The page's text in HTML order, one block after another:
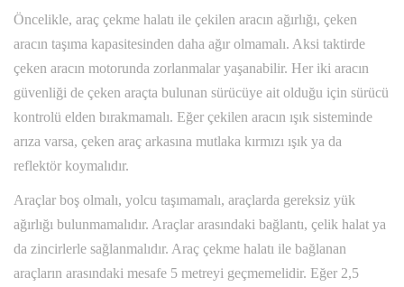
Öncelikle, araç çekme halatı ile çekilen aracın ağırlığı, çeken
aracın taşıma kapasitesinden daha ağır olmamalı. Aksi taktirde
çeken aracın motorunda zorlanmalar yaşanabilir. Her iki aracın
güvenliği de çeken araçta bulunan sürücüye ait olduğu için sürücü
kontrolü elden bırakmamalı. Eğer çekilen aracın ışık sisteminde
arıza varsa, çeken araç arkasına mutlaka kırmızı ışık ya da
reflektör koymalıdır.
Araçlar boş olmalı, yolcu taşımamalı, araçlarda gereksiz yük
ağırlığı bulunmamalıdır. Araçlar arasındaki bağlantı, çelik halat ya
da zincirlerle sağlanmalıdır. Araç çekme halatı ile bağlanan
araçların arasındaki mesafe 5 metreyi geçmemelidir. Eğer 2,5